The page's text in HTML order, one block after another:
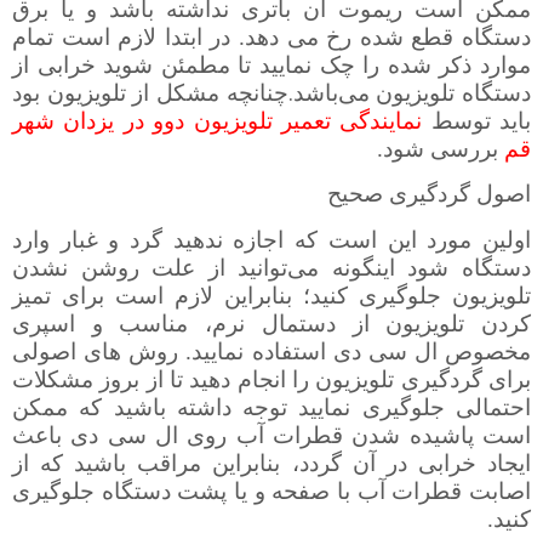
ممکن است ریموت آن باتری نداشته باشد و یا برق
دستگاه قطع شده رخ می دهد. در ابتدا لازم است تمام
موارد ذکر شده را چک نمایید تا مطمئن شوید خرابی از
دستگاه تلویزیون می‌باشد.چنانچه مشکل از تلویزیون بود
باید توسط نمایندگی تعمیر تلویزیون دوو در یزدان شهر
قم بررسی شود.
اصول گردگیری صحیح
اولین مورد این است که اجازه ندهید گرد و غبار وارد
دستگاه شود اینگونه می‌توانید از علت روشن نشدن
تلویزیون جلوگیری کنید؛ بنابراین لازم است برای تمیز
کردن تلویزیون از دستمال نرم، مناسب و اسپری
مخصوص ال سی دی استفاده نمایید. روش های اصولی
برای گردگیری تلویزیون را انجام دهید تا از بروز مشکلات
احتمالی جلوگیری نمایید توجه داشته باشید که ممکن
است پاشیده شدن قطرات آب روی ال سی دی باعث
ایجاد خرابی در آن گردد، بنابراین مراقب باشید که از
اصابت قطرات آب با صفحه و یا پشت دستگاه جلوگیری
کنید.